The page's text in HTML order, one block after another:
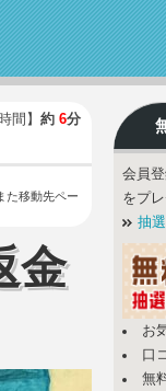
間】 約 6分
た移動先ペー
金
会員
をプ
抽
お
口
無